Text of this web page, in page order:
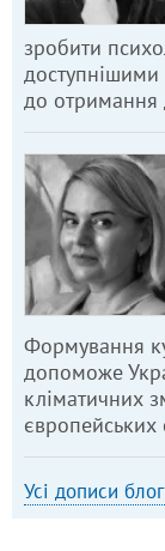
зробити
до отримання
Формування
допоможе
кліматичних
європейських
Усі дописи